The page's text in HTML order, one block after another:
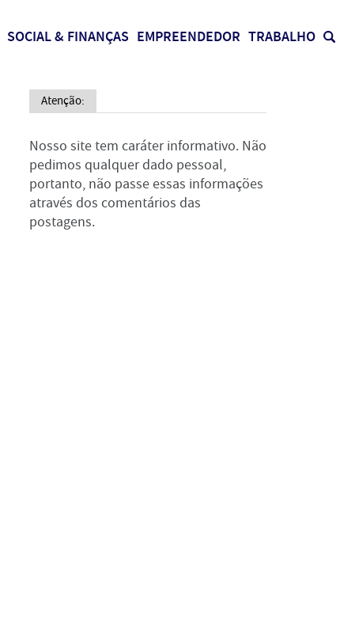
SOCIAL & FINANÇAS EMPREENDEDOR TRABALHO
Atenção:
Nosso site tem caráter informativo. Não
pedimos qualquer dado pessoal,
portanto, não passe essas informações
através dos comentários das
postagens.